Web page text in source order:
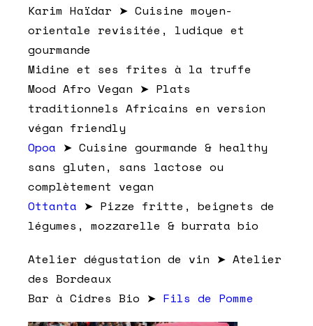
Karim Haïdar ➤ Cuisine moyen-
orientale revisitée, ludique et
gourmande
Midine et ses frites à la truffe
Mood Afro Vegan ➤ Plats
traditionnels Africains en version
végan friendly
Opoa ➤ Cuisine gourmande & healthy
sans gluten, sans lactose ou
complètement vegan
Ottanta ➤ Pizze fritte, beignets de
légumes, mozzarelle & burrata bio
Atelier dégustation de vin ➤ Atelier
des Bordeaux
Bar à Cidres Bio ➤ Fils de Pomme